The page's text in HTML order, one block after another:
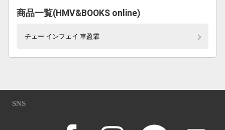
商品一覧(HMV&BOOKS online)
チェー インフェイ 車盈霏
SNS